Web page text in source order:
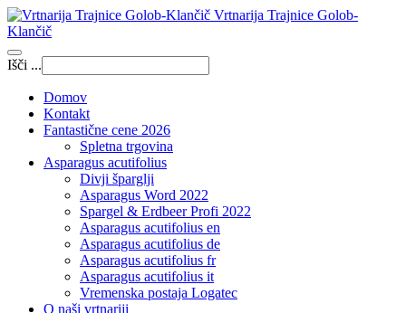
Vrtnarija Trajnice Golob-
Klančič
Išči ...
Domov
Kontakt
Fantastične cene 2026
Spletna trgovina
Asparagus acutifolius
Divji šparglji
Asparagus Word 2022
Spargel & Erdbeer Profi 2022
Asparagus acutifolius en
Asparagus acutifolius de
Asparagus acutifolius fr
Asparagus acutifolius it
Vremenska postaja Logatec
O naši vrtnariji